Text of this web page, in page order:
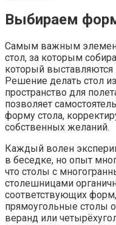
Выбираем
Самым важным
стол, за которым
который
Решение делать стол
пространство для
позволяет
форму стола,
собственных желаний.
Каждый волен
в беседке, но опыт
что столы с
столешницами
соответствующих
прямоугольные столы
веранд или